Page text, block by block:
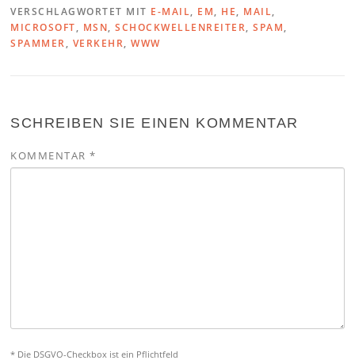
VERSCHLAGWORTET MIT E-MAIL, EM, HE, MAIL,
MICROSOFT, MSN,SCHOCKWELLENREITER,SPAM,
SPAMMER, VERKEHR,WWW
SCHREIBEN SIE EINEN KOMMENTAR
KOMMENTAR*
* Die DSGVO-Checkbox ist ein Pflichtfeld